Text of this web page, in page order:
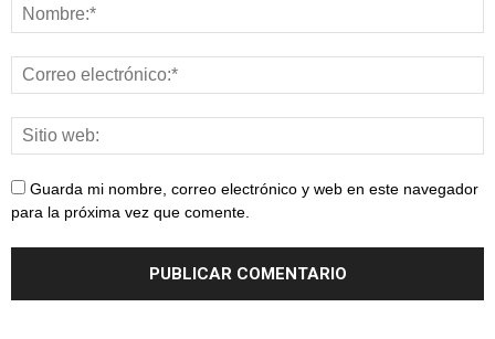
Guarda mi nombre, correo electrónico y web en este navegador
para la próxima vez que comente.